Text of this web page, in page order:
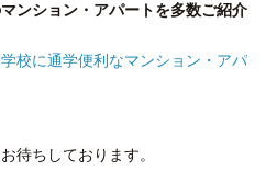
ンション・アパートを多数ご紹介
校に通学便利なマンション・アパ
待ちしております。